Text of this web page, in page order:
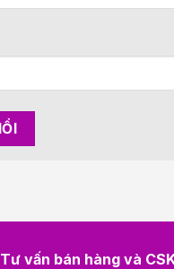
Tư vấn bán hàng và